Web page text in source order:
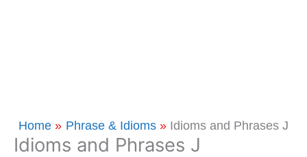
Home Phrase & Idioms Idioms and Phrases J
Idioms and Phrases J